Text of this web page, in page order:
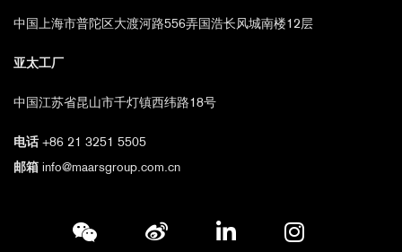
中国上海市普陀区大渡河路556弄国浩长风城南楼12层
亚太工厂
中国江苏省昆山市千灯镇西纬路18号
电话 +86 21 3251 5505
邮箱 info@maarsgroup.com.cn